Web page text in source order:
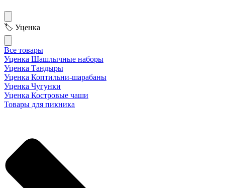
🏷 Уценка
Все товары
Уценка Шашлычные наборы
Уценка Тандыры
Уценка Коптильни-шарабаны
Уценка Чугунки
Уценка Костровые чаши
Товары для пикника